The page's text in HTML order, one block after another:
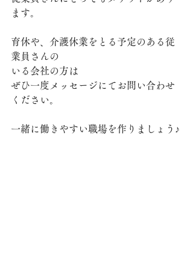
ます。
育休や、介護休業をとる予定のある従
業員さんの
いる会社の方は
ぜひ一度メッセージにてお問い合わせ
ください。
一緒に働きやすい職場を作りましょう♪